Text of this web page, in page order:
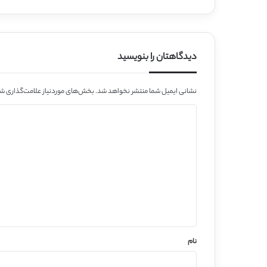
دیدگاهتان را بنویسید
نشانی ایمیل شما منتشر نخواهد شد.بخش‌های موردنیاز علامت‌گذاری
نام